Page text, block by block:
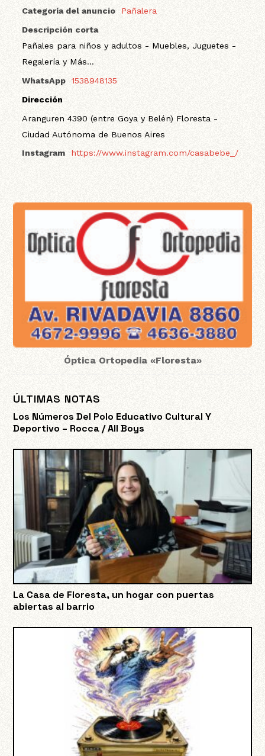
Categoría del anuncio
Pañalera
Descripción corta
Pañales para niños y adultos - Muebles, Juguetes -
Regalería y Más...
WhatsApp
1538948135
Dirección
Aranguren 4390 (entre Goya y Belén) Floresta -
Ciudad Autónoma de Buenos Aires
Instagram
https://www.instagram.com/casabebe_/
Óptica Ortopedia «Floresta»
ÚLTIMAS NOTAS
Los Números Del Polo Educativo Cultural Y
Deportivo – Rocca / All Boys
La Casa de Floresta, un hogar con puertas
abiertas al barrio